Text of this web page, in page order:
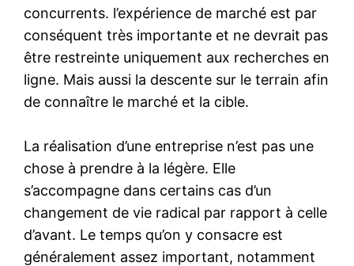
concurrents. l’expérience de marché est par
conséquent très importante et ne devrait pas
être restreinte uniquement aux recherches en
ligne. Mais aussi la descente sur le terrain afin
de connaître le marché et la cible.
La réalisation d’une entreprise n’est pas une
chose à prendre à la légère. Elle
s’accompagne dans certains cas d’un
changement de vie radical par rapport à celle
d’avant. Le temps qu’on y consacre est
généralement assez important, notamment